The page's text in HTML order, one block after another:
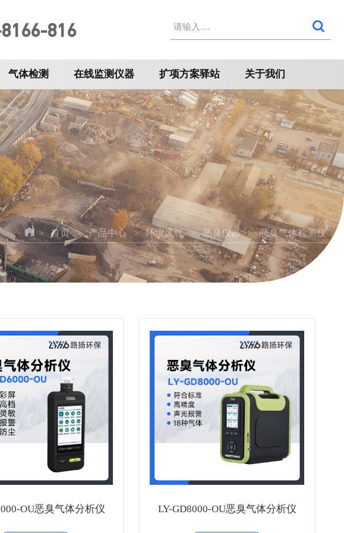
816
气体检测 在线监测仪器 扩项方案驿站 关于我们
> 首页 > 产品中心 > 环境废气 > 恶臭仪器 > 恶臭气体检测仪
OU恶臭气体分析仪 LY-GD8000-OU恶臭气体分析仪